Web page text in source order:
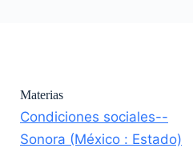
Materias
Condiciones sociales--
Sonora (México : Estado)